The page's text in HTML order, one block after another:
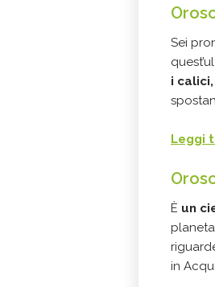
Sei
i
Leggi
È un
in